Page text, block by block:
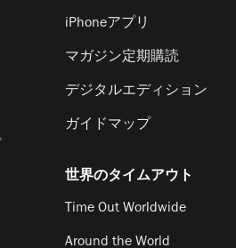
iPhoneアプリ
マガジン定期購読
デジタルエディション
ガイドマップ
世界のタイムアウト
Time Out Worldwide
Around the World